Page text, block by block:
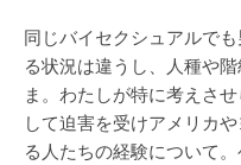
同じバイセクシュアルで
る状況は違うし、人種や
ま。わたしが特に考えさ
して迫害を受けアメリカ
る人たちの経験について